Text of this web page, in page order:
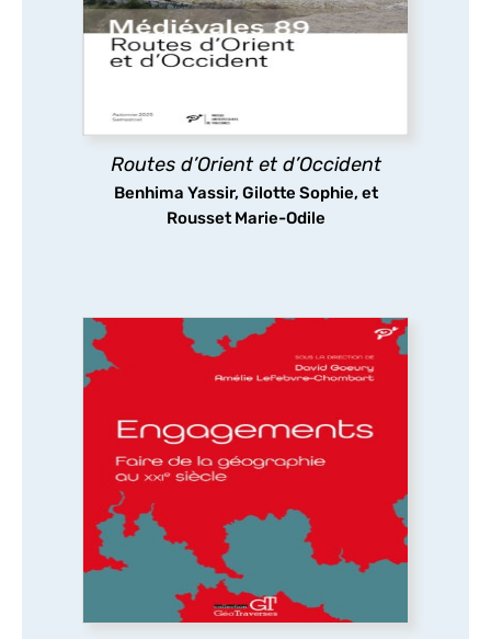
Routes d’Orient et d’Occident
Benhima Yassir, Gilotte Sophie, et
Rousset Marie-Odile
sillonnent les routes médiévales, y compris
dans des espaces inhospitaliers, ignorant
sans doute que les infrastructures
d’aménagements complexes.
découvrir
géographie au XXIe siècle
Que signifie s’engager à faire de la
géographie dans un monde incertain
dominé par les chocs politiques,
économiques et environnementaux ?
Les géographes s’engagent pour construire
une science commune, ouverte, citoyenne
et participative.